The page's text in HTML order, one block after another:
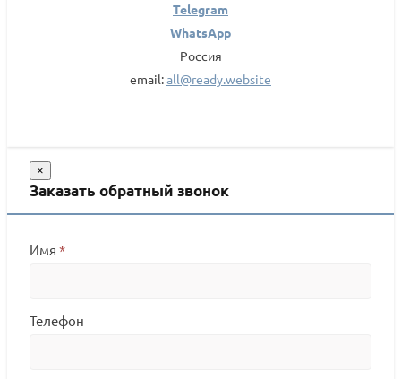
Telegram
WhatsApp
Россия
email:all@ready.website
×
Заказать обратный звонок
Имя *
Телефон